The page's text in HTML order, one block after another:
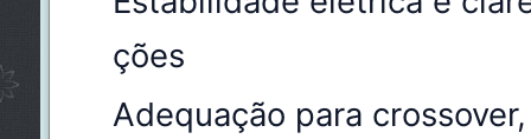
ções
Adequação para